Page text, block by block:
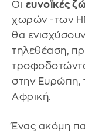
Οι ευνοϊκές
χωρών -των
θα
τηλεθέαση,
στην Ευρώπη,
Αφρική.
Ένας ακόμη